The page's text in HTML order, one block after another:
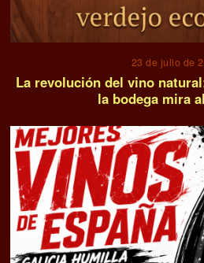
23 de julio de
La revolución del vino
la bodega mira